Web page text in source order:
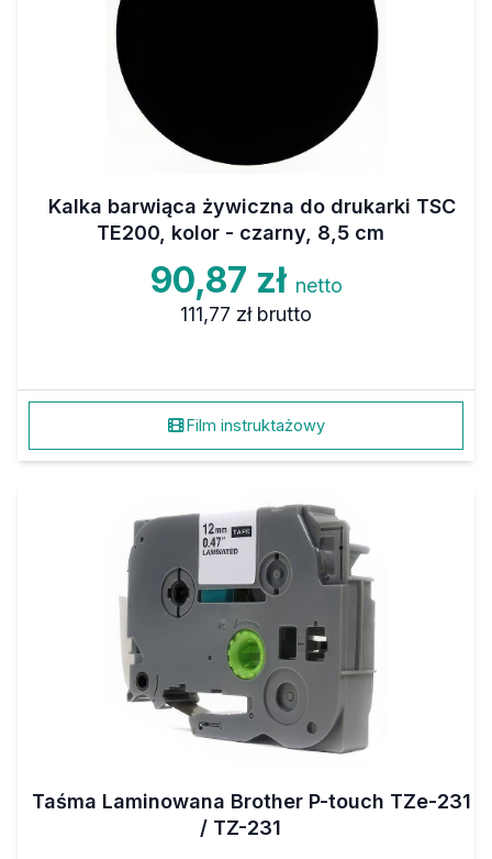
Kalka barwiąca żywiczna do drukarki TSC
TE200, kolor - czarny, 8,5 cm
90,87 zł netto
111,77 zł brutto
Film instruktażowy
Taśma Laminowana Brother P-touch TZe-231
/ TZ-231